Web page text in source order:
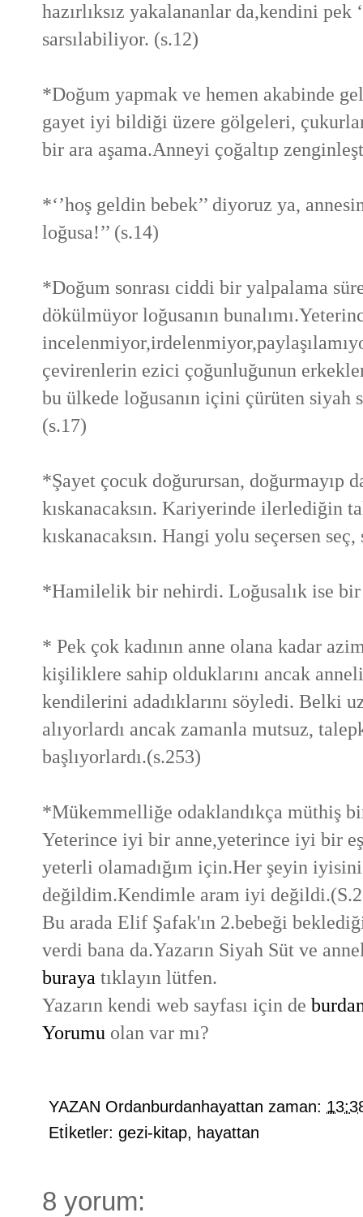
hazırlıksız yakalananlar da,kendini pek
sarsılabiliyor. (s.12)
*Doğum yapmak ve hemen akabinde
gayet iyi bildiği üzere gölgeleri,
bir ara aşama.Anneyi çoğaltıp
*‘’hoş geldin bebek’’ diyoruz ya,
loğusa!’’ (s.14)
*Doğum sonrası ciddi bir yalpalama
dökülmüyor loğusanın
çevirenlerin ezici çoğunluğunun
bu ülkede loğusanın içini çürüten
(s.17)
*Şayet çocuk doğurursan, doğurmayıp
kıskanacaksın. Kariyerinde ilerlediğin
kıskanacaksın. Hangi yolu seçersen
*Hamilelik bir nehirdi. Loğusalık ise
* Pek çok kadının anne olana kadar
kişiliklere sahip olduklarını ancak
kendilerini adadıklarını söyledi. Belki
alıyorlardı ancak zamanla mutsuz,
başlıyorlardı.(s.253)
*Mükemmelliğe odaklandıkça müthiş
Yeterince iyi bir anne,yeterince iyi bir
yeterli olamadığım için.Her şeyin
değildim.Kendimle aram iyi
Bu arada Elif Şafak'ın 2.bebeği
verdi bana da.Yazarın Siyah Süt ve
buraya tıklayın lütfen.
Yazarın kendi web sayfası için de
Yorumu olan var mı?
YAZAN Ordanburdanhayattan zaman:
Etİketler: gezi-kitap, hayattan
8 yorum: